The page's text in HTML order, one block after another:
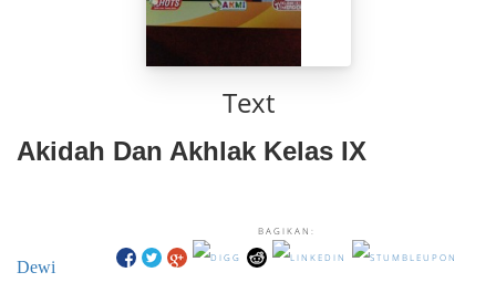
Text
Akidah Dan Akhlak Kelas IX
BAGIKAN:
Dewi